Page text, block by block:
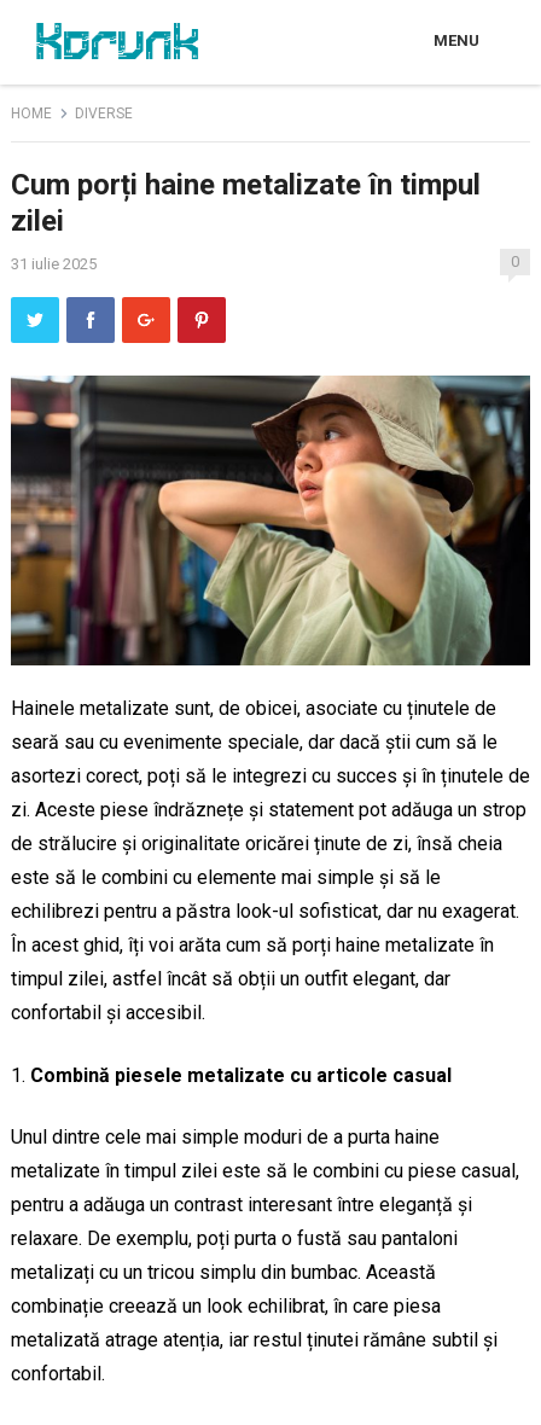
MENU
HOME DIVERSE
Cum porți haine metalizate în timpul
zilei
31 iulie 2025 0
Hainele metalizate sunt, de obicei, asociate cu ținutele de
seară sau cu evenimente speciale, dar dacă știi cum să le
asortezi corect, poți să le integrezi cu succes și în ținutele de
zi. Aceste piese îndrăznețe și statement pot adăuga un strop
de strălucire și originalitate oricărei ținute de zi, însă cheia
este să le combini cu elemente mai simple și să le
echilibrezi pentru a păstra look-ul sofisticat, dar nu exagerat.
În acest ghid, îți voi arăta cum să porți haine metalizate în
timpul zilei, astfel încât să obții un outfit elegant, dar
confortabil și accesibil.
Combină piesele metalizate cu articole casual
Unul dintre cele mai simple moduri de a purta haine
metalizate în timpul zilei este să le combini cu piese casual,
pentru a adăuga un contrast interesant între eleganță și
relaxare. De exemplu, poți purta o fustă sau pantaloni
metalizați cu un tricou simplu din bumbac. Această
combinație creează un look echilibrat, în care piesa
metalizată atrage atenția, iar restul ținutei rămâne subtil și
confortabil.